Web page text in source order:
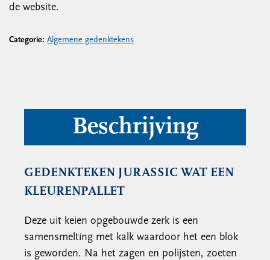
de website.
Categorie: Algemene gedenktekens
Beschrijving
GEDENKTEKEN JURASSIC WAT EEN
KLEURENPALLET
Deze uit keien opgebouwde zerk is een
samensmelting met kalk waardoor het een blok
is geworden. Na het zagen en polijsten, zoeten